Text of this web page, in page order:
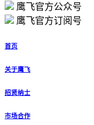
鹰飞官方公众号
鹰飞官方订阅号
首页
关于鹰飞
招贤纳士
市场合作